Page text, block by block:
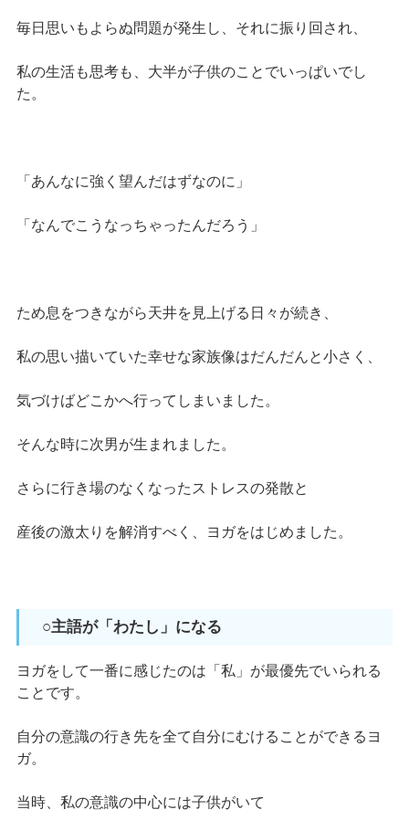
毎日思いもよらぬ問題が発生し、それに振り回され、
私の生活も思考も、大半が子供のことでいっぱいでし
た。
「あんなに強く望んだはずなのに」
「なんでこうなっちゃったんだろう」
ため息をつきながら天井を見上げる日々が続き、
私の思い描いていた幸せな家族像はだんだんと小さく、
気づけばどこかへ行ってしまいました。
そんな時に次男が生まれました。
さらに行き場のなくなったストレスの発散と
産後の激太りを解消すべく、ヨガをはじめました。
○主語が「わたし」になる
ヨガをして一番に感じたのは「私」が最優先でいられる
ことです。
自分の意識の行き先を全て自分にむけることができるヨ
ガ。
当時、私の意識の中心には子供がいて